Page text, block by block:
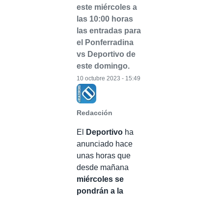
este miércoles a
las 10:00 horas
las entradas para
el Ponferradina
vs Deportivo de
este domingo.
Redacción
10 octubre 2023 - 15:49
El Deportivo ha
anunciado hace
unas horas que
desde mañana
miércoles se
pondrán a la